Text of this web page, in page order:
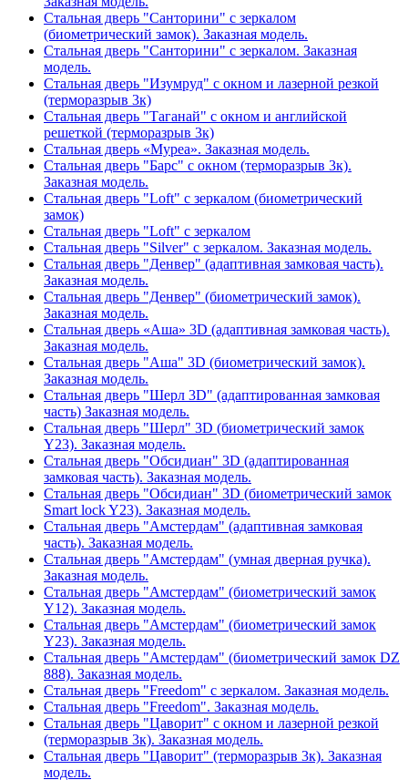
Стальная дверь "Санторини" с зеркалом
(биометрический замок). Заказная модель.
Стальная дверь "Санторини" с зеркалом. Заказная
модель.
Стальная дверь "Изумруд" с окном и лазерной резкой
(терморазрыв 3к)
Стальная дверь "Таганай" с окном и английской
решеткой (терморазрыв 3к)
Стальная дверь «Муреа». Заказная модель.
Стальная дверь "Барс" с окном (терморазрыв 3к).
Заказная модель.
Стальная дверь "Loft" с зеркалом (биометрический
замок)
Стальная дверь "Loft" с зеркалом
Стальная дверь "Silver" с зеркалом. Заказная модель.
Стальная дверь "Денвер" (адаптивная замковая часть).
Заказная модель.
Стальная дверь "Денвер" (биометрический замок).
Заказная модель.
Стальная дверь «Аша» 3D (адаптивная замковая часть).
Заказная модель.
Стальная дверь "Аша" 3D (биометрический замок).
Заказная модель.
Стальная дверь "Шерл 3D" (адаптированная замковая
часть) Заказная модель.
Стальная дверь "Шерл" 3D (биометрический замок
Y23). Заказная модель.
Стальная дверь "Обсидиан" 3D (адаптированная
замковая часть). Заказная модель.
Стальная дверь "Обсидиан" 3D (биометрический замок
Smart lock Y23). Заказная модель.
Стальная дверь "Амстердам" (адаптивная замковая
часть). Заказная модель.
Стальная дверь "Амстердам" (умная дверная ручка).
Заказная модель.
Стальная дверь "Амстердам" (биометрический замок
Y12). Заказная модель.
Стальная дверь "Амстердам" (биометрический замок
Y23). Заказная модель.
Стальная дверь "Амстердам" (биометрический замок DZ
888). Заказная модель.
Стальная дверь "Freedom" с зеркалом. Заказная модель.
Стальная дверь "Freedom". Заказная модель.
Стальная дверь "Цаворит" с окном и лазерной резкой
(терморазрыв 3к). Заказная модель.
Стальная дверь "Цаворит" (терморазрыв 3к). Заказная
модель.